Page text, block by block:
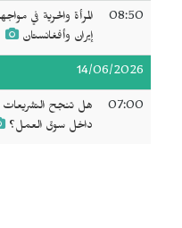
08:50
المرأة والحرية في
إيران وأفغانستان
14/06/2026
07:00
هل تنجح التشريعات
داخل سوق العمل؟